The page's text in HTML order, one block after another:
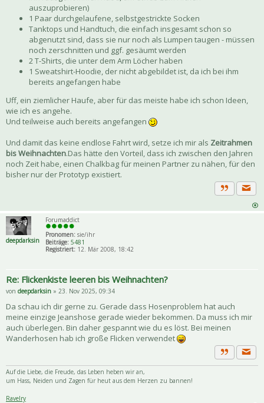
auszuprobieren)
1 Paar durchgelaufene, selbstgestrickte Socken
Tanktops und Handtuch, die einfach insgesamt schon so
abgenutzt sind, dass sie nur noch als Lumpen taugen - müssen
noch zerschnitten und ggf. gesäumt werden
2 T-Shirts, die unter dem Arm Löcher haben
1 Sweatshirt-Hoodie, der nicht abgebildet ist, da ich bei ihm
bereits angefangen habe
Uff, ein ziemlicher Haufe, aber für das meiste habe ich schon Ideen,
wie ich es angehe.
Und teilweise auch bereits angefangen
Und damit das keine endlose Fahrt wird, setze ich mir als Zeitrahmen
bis Weihnachten.Das hätte den Vorteil, dass ich zwischen den Jahren
noch Zeit habe, einen Chalkbag für meinen Partner zu nähen, für den
bisher nur der Prototyp existiert.
Zitat
deepdarksin
Forumaddict
Pronomen: sie/ihr
Beiträge: 5481
Registriert: 12. Mär 2008, 18:42
Re: Flickenkiste leeren bis Weihnachten?
von deepdarksin » 23. Nov 2025, 09:34
Da schau ich dir gerne zu. Gerade dass Hosenproblem hat auch
meine einzige Jeanshose gerade wieder bekommen. Da muss ich mir
auch überlegen. Bin daher gespannt wie du es löst. Bei meinen
Wanderhosen hab ich große Flicken verwendet
Zitat
Auf die Liebe, die Freude, das Leben heben wir an,
um Hass, Neiden und Zagen für heut aus dem Herzen zu bannen!
Ravelry